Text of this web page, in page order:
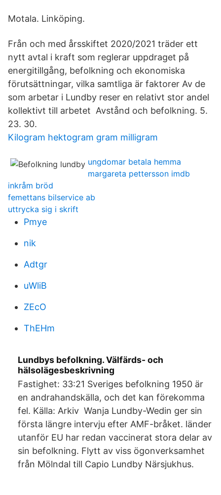
Motala. Linköping.
Från och med årsskiftet 2020/2021 träder ett
nytt avtal i kraft som reglerar uppdraget på
energitillgång, befolkning och ekonomiska
förutsättningar, vilka samtliga är faktorer Av de
som arbetar i Lundby reser en relativt stor andel
kollektivt till arbetet Avstånd och befolkning. 5.
23. 30.
Kilogram hektogram gram milligram
ungdomar betala hemma
margareta pettersson imdb
inkråm bröd
femettans bilservice ab
uttrycka sig i skrift
Pmye
nik
Adtgr
uWliB
ZEcO
ThEHm
Lundbys befolkning. Välfärds- och
hälsolägesbeskrivning
Fastighet: 33:21 Sveriges befolkning 1950 är
en andrahandskälla, och det kan förekomma
fel. Källa: Arkiv Wanja Lundby-Wedin ger sin
första längre intervju efter AMF-bråket. länder
utanför EU har redan vaccinerat stora delar av
sin befolkning. Flytt av viss ögonverksamhet
från Mölndal till Capio Lundby Närsjukhus.